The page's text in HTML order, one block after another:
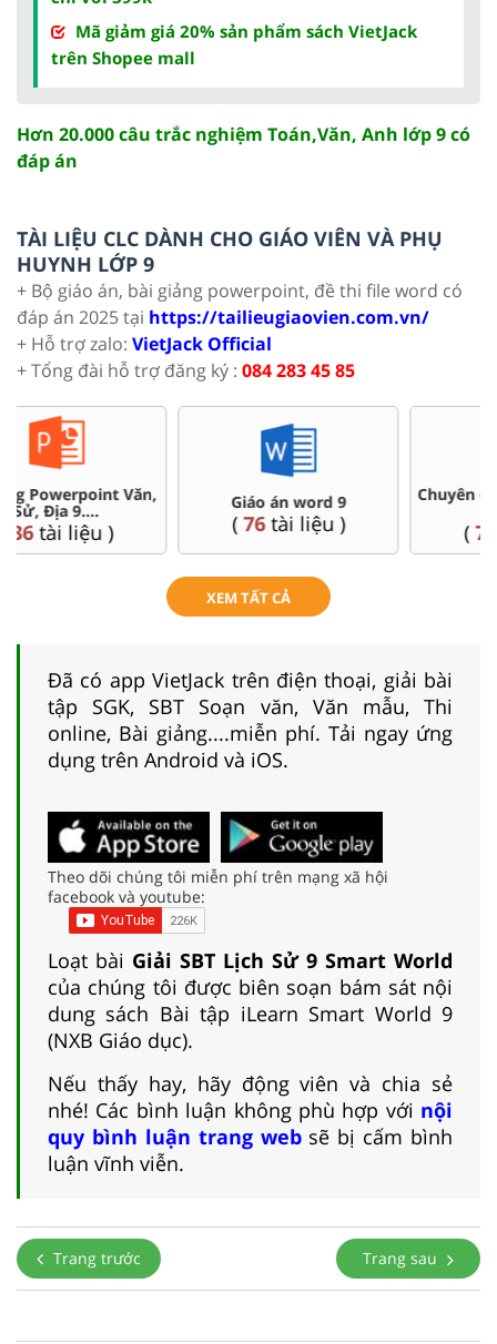
Mã giảm giá 20% sản phẩm sách VietJack
trên Shopee mall
Hơn 20.000 câu trắc nghiệm Toán,Văn, Anh lớp 9 có
đáp án
TÀI LIỆU CLC DÀNH CHO GIÁO VIÊN VÀ PHỤ
HUYNH LỚP 9
+ Bộ giáo án, bài giảng powerpoint, đề thi file word có
đáp án 2025 tại https://tailieugiaovien.com.vn/
+ Hỗ trợ zalo: VietJack Official
+ Tổng đài hỗ trợ đăng ký : 084 283 45 85
Chuyên đề dạy thêm Toán,
Lí, Hóa ...9
(77
Đề thi HSG 9
(9tài liệu )
XEM TẤT CẢ
Đã có app VietJack trên điện thoại, giải bài
tập SGK, SBT Soạn văn, Văn mẫu, Thi
online, Bài giảng....miễn phí. Tải ngay ứng
dụng trên Android và iOS.
Theo dõi chúng tôi miễn phí trên mạng xã hội
facebook và youtube:
Loạt bài Giải SBT Lịch Sử 9 Smart World
của chúng tôi được biên soạn bám sát nội
dung sách Bài tập iLearn Smart World 9
(NXB Giáo dục).
Nếu thấy hay, hãy động viên và chia sẻ
nhé! Các bình luận không phù hợp với nội
quy bình luận trang websẽ bị cấm bình
luận vĩnh viễn.
Trang trước Trang sau